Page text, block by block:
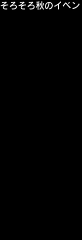
そろそろ秋のイベ